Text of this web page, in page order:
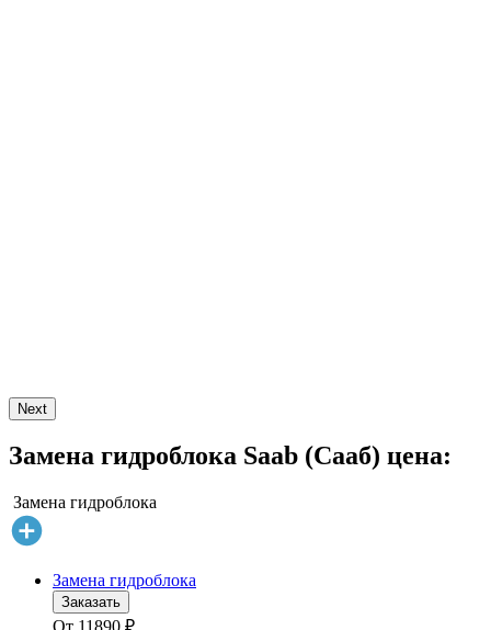
Next
Замена гидроблока Saab (Сааб) цена:
Замена гидроблока
Замена гидроблока
Заказать